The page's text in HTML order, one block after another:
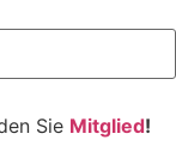
Sie Mitglied!